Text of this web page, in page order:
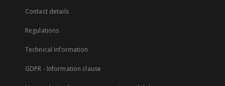
Contact details
Regulations
Technical Information
GDPR - Information clause